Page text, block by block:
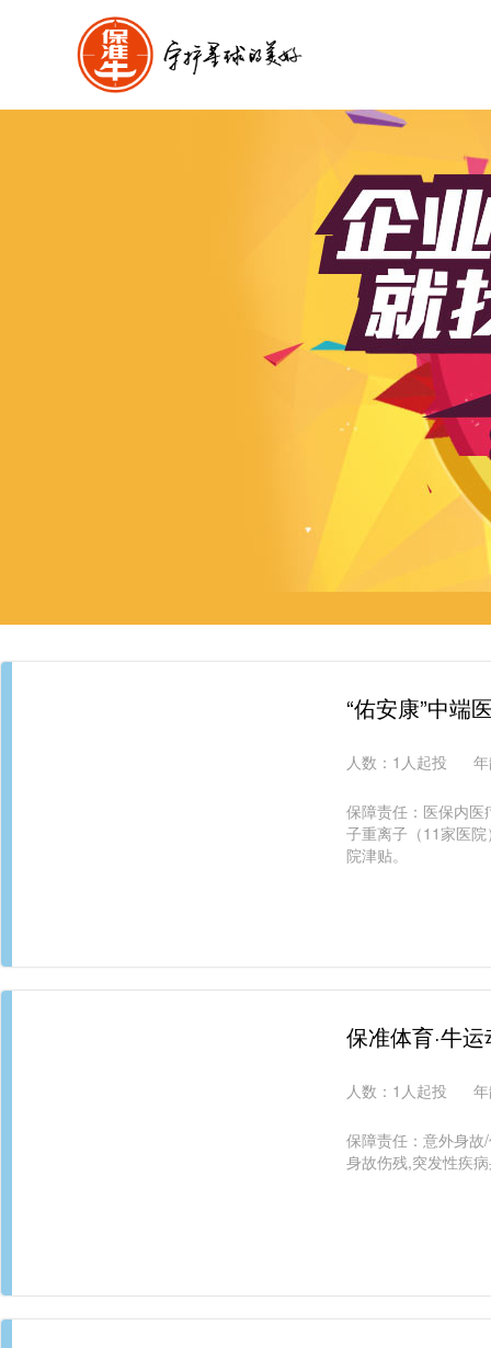
“佑安康”中端
人数： 1人起投
保障责任：医保内
子重离子（11家医
院津贴。
保准体育·牛
人数： 1人起投
保障责任：意外身
身故伤残,突发性疾